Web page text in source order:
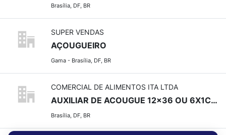
Brasília, DF, BR
SUPER VENDAS
AÇOUGUEIRO
Gama - Brasília, DF, BR
COMERCIAL DE ALIMENTOS ITA LTDA
AUXILIAR DE ACOUGUE 12x36 OU 6X1COM EXPERIENCIA - SALARIO 2.039,00+ 540,00 PREMIACAO+ PLANO DE SAUDE
Brasília, DF, BR